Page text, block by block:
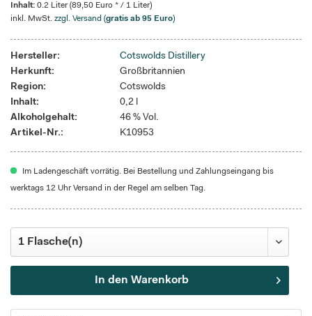
Inhalt: 0.2 Liter (89,50 Euro * / 1 Liter)
inkl. MwSt. zzgl. Versand (gratis ab 95 Euro)
Hersteller:
Cotswolds Distillery
Herkunft:
Großbritannien
Region:
Cotswolds
Inhalt:
0,2 l
Alkoholgehalt:
46 % Vol.
Artikel-Nr.:
K10953
Im Ladengeschäft vorrätig. Bei Bestellung und Zahlungseingang bis
werktags 12 Uhr Versand in der Regel am selben Tag.
In den Warenkorb